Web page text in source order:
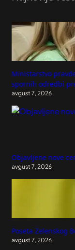
Ministarstvo
spornih odredbi
avgust 7, 2026
Objavljene nove
avgust 7, 2026
Poseta Zelenskog
avgust 7, 2026